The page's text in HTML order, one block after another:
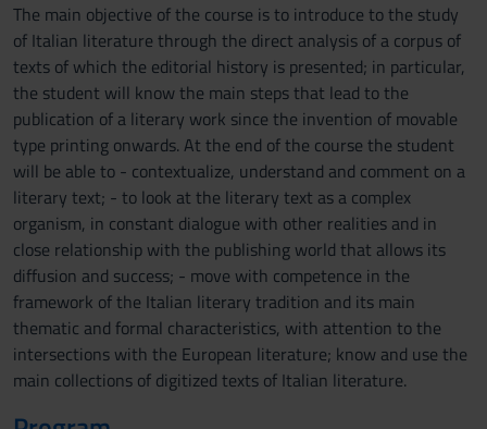
The main objective of the course is to introduce to the study
of Italian literature through the direct analysis of a corpus of
texts of which the editorial history is presented; in particular,
the student will know the main steps that lead to the
publication of a literary work since the invention of movable
type printing onwards. At the end of the course the student
will be able to - contextualize, understand and comment on a
literary text; - to look at the literary text as a complex
organism, in constant dialogue with other realities and in
close relationship with the publishing world that allows its
diffusion and success; - move with competence in the
framework of the Italian literary tradition and its main
thematic and formal characteristics, with attention to the
intersections with the European literature; know and use the
main collections of digitized texts of Italian literature.